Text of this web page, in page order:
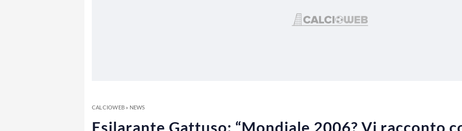
CALCIOWEB» NEWS
Esilarante Gattuso: “Mondiale 2006? Vi racconto